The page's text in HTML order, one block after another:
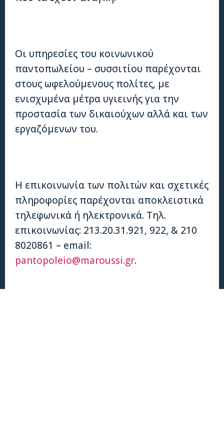
Οι υπηρεσίες του κοινωνικού
παντοπωλείου – συσσιτίου παρέχονται
στους ωφελούμενους πολίτες, με
ενισχυμένα μέτρα υγιεινής για την
προστασία των δικαιούχων αλλά και των
εργαζόμενων του.
Η επικοινωνία των πολιτών και σχετικές
πληροφορίες παρέχονται αποκλειστικά
τηλεφωνικά ή ηλεκτρονικά. Τηλ.
επικοινωνίας: 213.20.31.921, 922, & 210
8020861 – email:
pantopoleio@maroussi.gr.